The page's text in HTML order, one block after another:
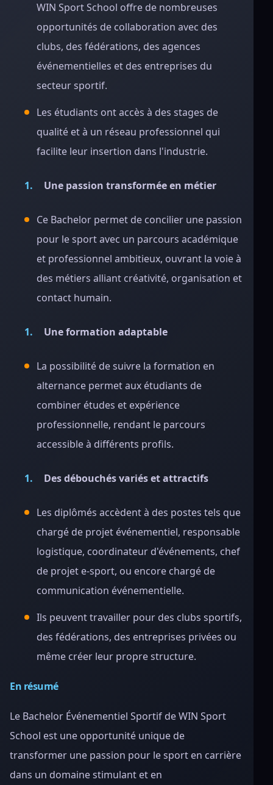
WIN Sport School offre de nombreuses
opportunités de collaboration avec des
clubs, des fédérations, des agences
événementielles et des entreprises du
secteur sportif.
Les étudiants ont accès à des stages de
qualité et à un réseau professionnel qui
facilite leur insertion dans l'industrie.
Une passion transformée en métier
Ce Bachelor permet de concilier une passion
pour le sport avec un parcours académique
et professionnel ambitieux, ouvrant la voie à
des métiers alliant créativité, organisation et
contact humain.
Une formation adaptable
La possibilité de suivre la formation en
alternance permet aux étudiants de
combiner études et expérience
professionnelle, rendant le parcours
accessible à différents profils.
Des débouchés variés et attractifs
Les diplômés accèdent à des postes tels que
chargé de projet événementiel, responsable
logistique, coordinateur d'événements, chef
de projet e-sport, ou encore chargé de
communication événementielle.
Ils peuvent travailler pour des clubs sportifs,
des fédérations, des entreprises privées ou
même créer leur propre structure.
En résumé
Le Bachelor Événementiel Sportif de WIN Sport
School est une opportunité unique de
transformer une passion pour le sport en carrière
dans un domaine stimulant et en